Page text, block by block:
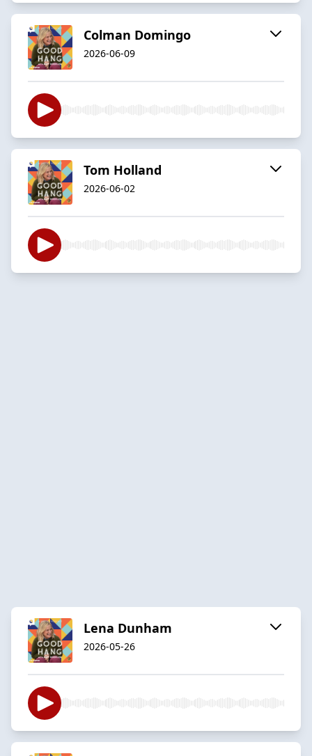
Colman Domingo
2026-06-09
Tom Holland
2026-06-02
Lena Dunham
2026-05-26